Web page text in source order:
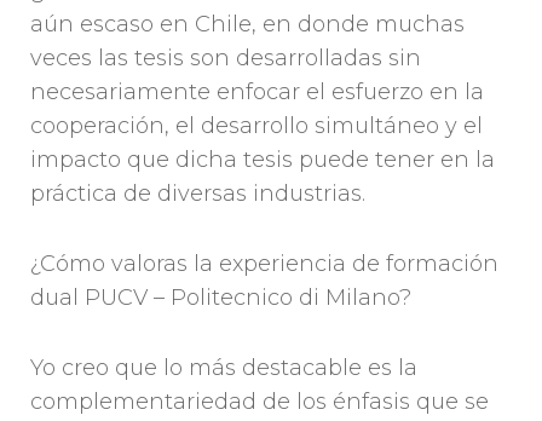
aún escaso en Chile, en donde muchas
veces las tesis son desarrolladas sin
necesariamente enfocar el esfuerzo en la
cooperación, el desarrollo simultáneo y el
impacto que dicha tesis puede tener en la
práctica de diversas industrias.
¿Cómo valoras la experiencia de formación
dual PUCV – Politecnico di Milano?
Yo creo que lo más destacable es la
complementariedad de los énfasis que se